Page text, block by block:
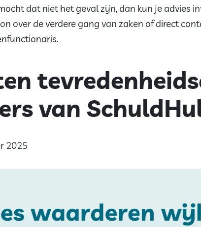
dat niet het geval zijn, dan kun je advies
over de verdere gang van zaken of direct
van
2025